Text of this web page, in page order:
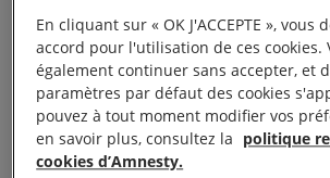
augmente depuis 10 ans. Les
commencer leur carrière
enthousiasme, sont touchés de
Il est difficile de se loger
abordable : trop de personnes vivent
En cliquant sur « OK J'ACCEPTE », vous
accord pour l'utilisation de ces cookies.
également continuer sans accepter, et
paramètres par défaut des cookies
pouvez à tout moment modifier vos
en savoir plus, consultez la politique
cookies d’Amnesty.